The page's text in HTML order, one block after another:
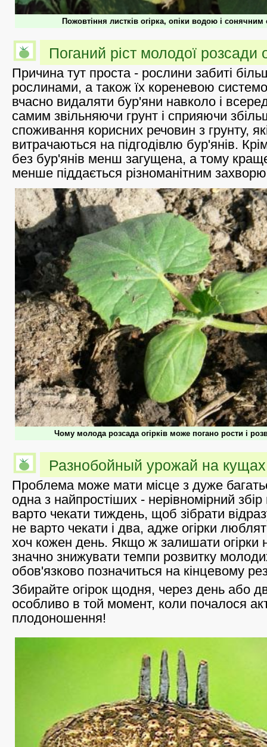
Пожовтіння листків огірка, опіки водою і сонячним
Поганий ріст молодої розсади
Причина тут проста - рослини забиті
рослинами, а також їх кореневою
вчасно видаляти бур'яни навколо і
самим звільняючи грунт і сприяючи
споживання корисних речовин з грунту,
витрачаються на підгодівлю бур'янів.
без бур'янів менш загущена, а тому
менше піддається різноманітним
Чому молода розсада огірків може погано рости і
Разнобойный урожай на кущах
Проблема може мати місце з дуже
одна з найпростіших - нерівномірний
варто чекати тиждень, щоб зібрати
не варто чекати і два, адже огірки
хоч кожен день. Якщо ж залишати огірки
значно знижувати темпи розвитку
обов'язково позначиться на кінцевому
Збирайте огірок щодня, через день або
особливо в той момент, коли почалося
плодоношення!